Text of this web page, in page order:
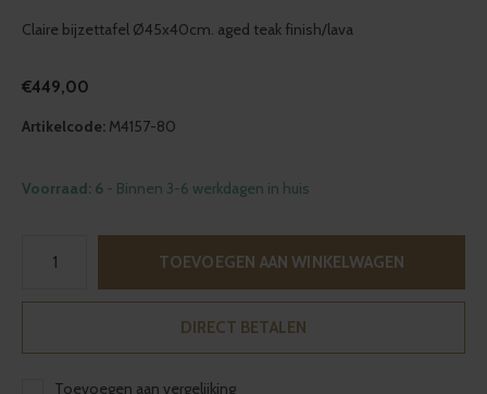
Claire bijzettafel Ø45x40cm. aged teak finish/lava
€449,00
Artikelcode: M4157-80
Voorraad: 6 - Binnen 3-6 werkdagen in huis
TOEVOEGEN AAN WINKELWAGEN
DIRECT BETALEN
Toevoegen aan vergelijking